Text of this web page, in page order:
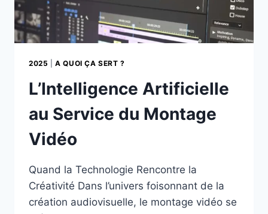
2025 |A QUOI ÇA SERT ?
L’Intelligence Artificielle
au Service du Montage
Vidéo
Quand la Technologie Rencontre la
Créativité Dans l’univers foisonnant de la
création audiovisuelle, le montage vidéo se